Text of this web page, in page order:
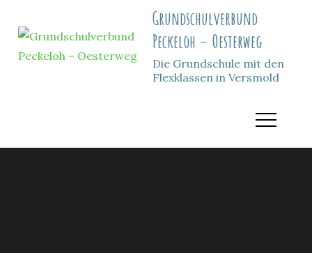
content
Grundschulverbund
Peckeloh – Oesterweg
Die Grundschule mit den
Flexklassen in Versmold